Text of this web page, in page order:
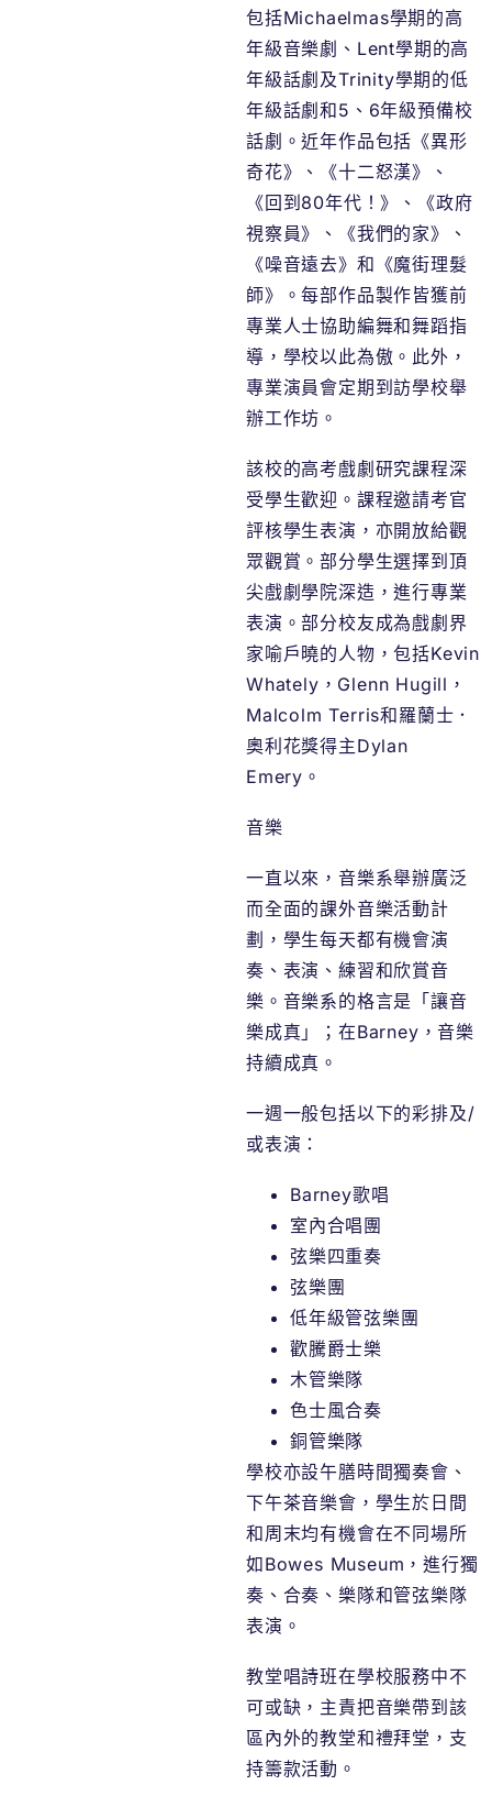
包括Michaelmas學期的高
年級音樂劇、Lent學期的高
年級話劇及Trinity學期的低
年級話劇和5、6年級預備校
話劇。近年作品包括《異形
奇花》、《十二怒漢》、
《回到80年代！》、《政府
視察員》、《我們的家》、
《噪音遠去》和《魔街理髮
師》。每部作品製作皆獲前
專業人士協助編舞和舞蹈指
導，學校以此為傲。此外，
專業演員會定期到訪學校舉
辦工作坊。
該校的高考戲劇研究課程深
受學生歡迎。課程邀請考官
評核學生表演，亦開放給觀
眾觀賞。部分學生選擇到頂
尖戲劇學院深造，進行專業
表演。部分校友成為戲劇界
家喻戶曉的人物，包括Kevin
Whately，Glenn Hugill，
Malcolm Terris和羅蘭士．
奧利花獎得主Dylan
Emery。
音樂
一直以來，音樂系舉辦廣泛
而全面的課外音樂活動計
劃，學生每天都有機會演
奏、表演、練習和欣賞音
樂。音樂系的格言是「讓音
樂成真」；在Barney，音樂
持續成真。
一週一般包括以下的彩排及/
或表演：
Barney歌唱
室內合唱團
弦樂四重奏
弦樂團
低年級管弦樂團
歡騰爵士樂
木管樂隊
色士風合奏
銅管樂隊
學校亦設午膳時間獨奏會、
下午茶音樂會，學生於日間
和周末均有機會在不同場所
如Bowes Museum，進行獨
奏、合奏、樂隊和管弦樂隊
表演。
教堂唱詩班在學校服務中不
可或缺，主責把音樂帶到該
區內外的教堂和禮拜堂，支
持籌款活動。